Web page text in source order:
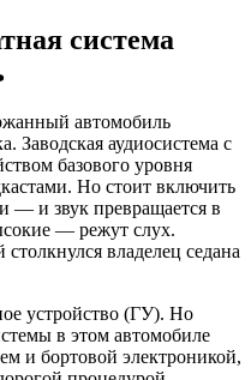
система
автомобиль
Заводская аудиосистема с
базового уровня
Но стоит включить
— и звук превращается в
— режут слух.
владелец седана
устройство (ГУ). Но
в этом автомобиле
и бортовой электроникой,